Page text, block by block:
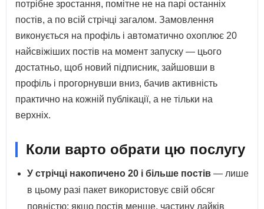
потрібне зростання, помітне не на парі останніх
постів, а по всій стрічці загалом. Замовлення
виконується на профіль і автоматично охоплює 20
найсвіжіших постів на момент запуску — цього
достатньо, щоб новий підписник, зайшовши в
профіль і прогорнувши вниз, бачив активність
практично на кожній публікації, а не тільки на
верхніх.
Коли варто обрати цю послугу
У стрічці накопичено 20 і більше постів — лише
в цьому разі пакет використовує свій обсяг
повністю; якщо постів менше, частину лайків